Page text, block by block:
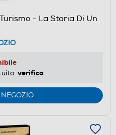
- La Storia Di Un
verifica